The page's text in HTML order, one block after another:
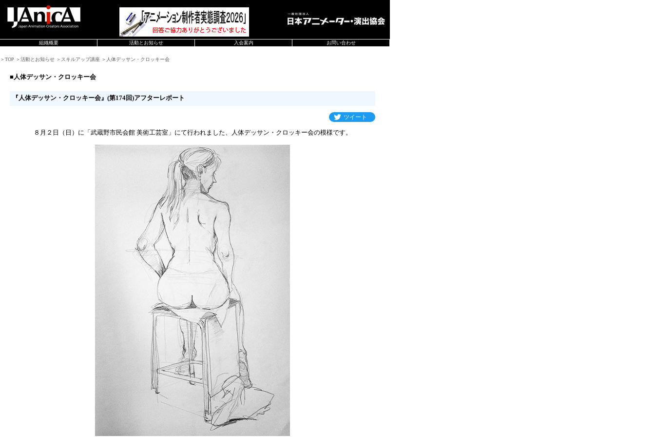
組織概要 活動とお知らせ 入会案内 お問い合わせ
＞TOP ＞活動とお知らせ ＞スキルアップ講座 ＞人体デッサン・クロッキー会
■人体デッサン・クロッキー会
『人体デッサン・クロッキー会』(第174回)アフターレポート
ツイート
８月２日（日）に「武蔵野市民会館 美術工芸室」にて行われました、人体デッサン・クロッキー会の模様です。